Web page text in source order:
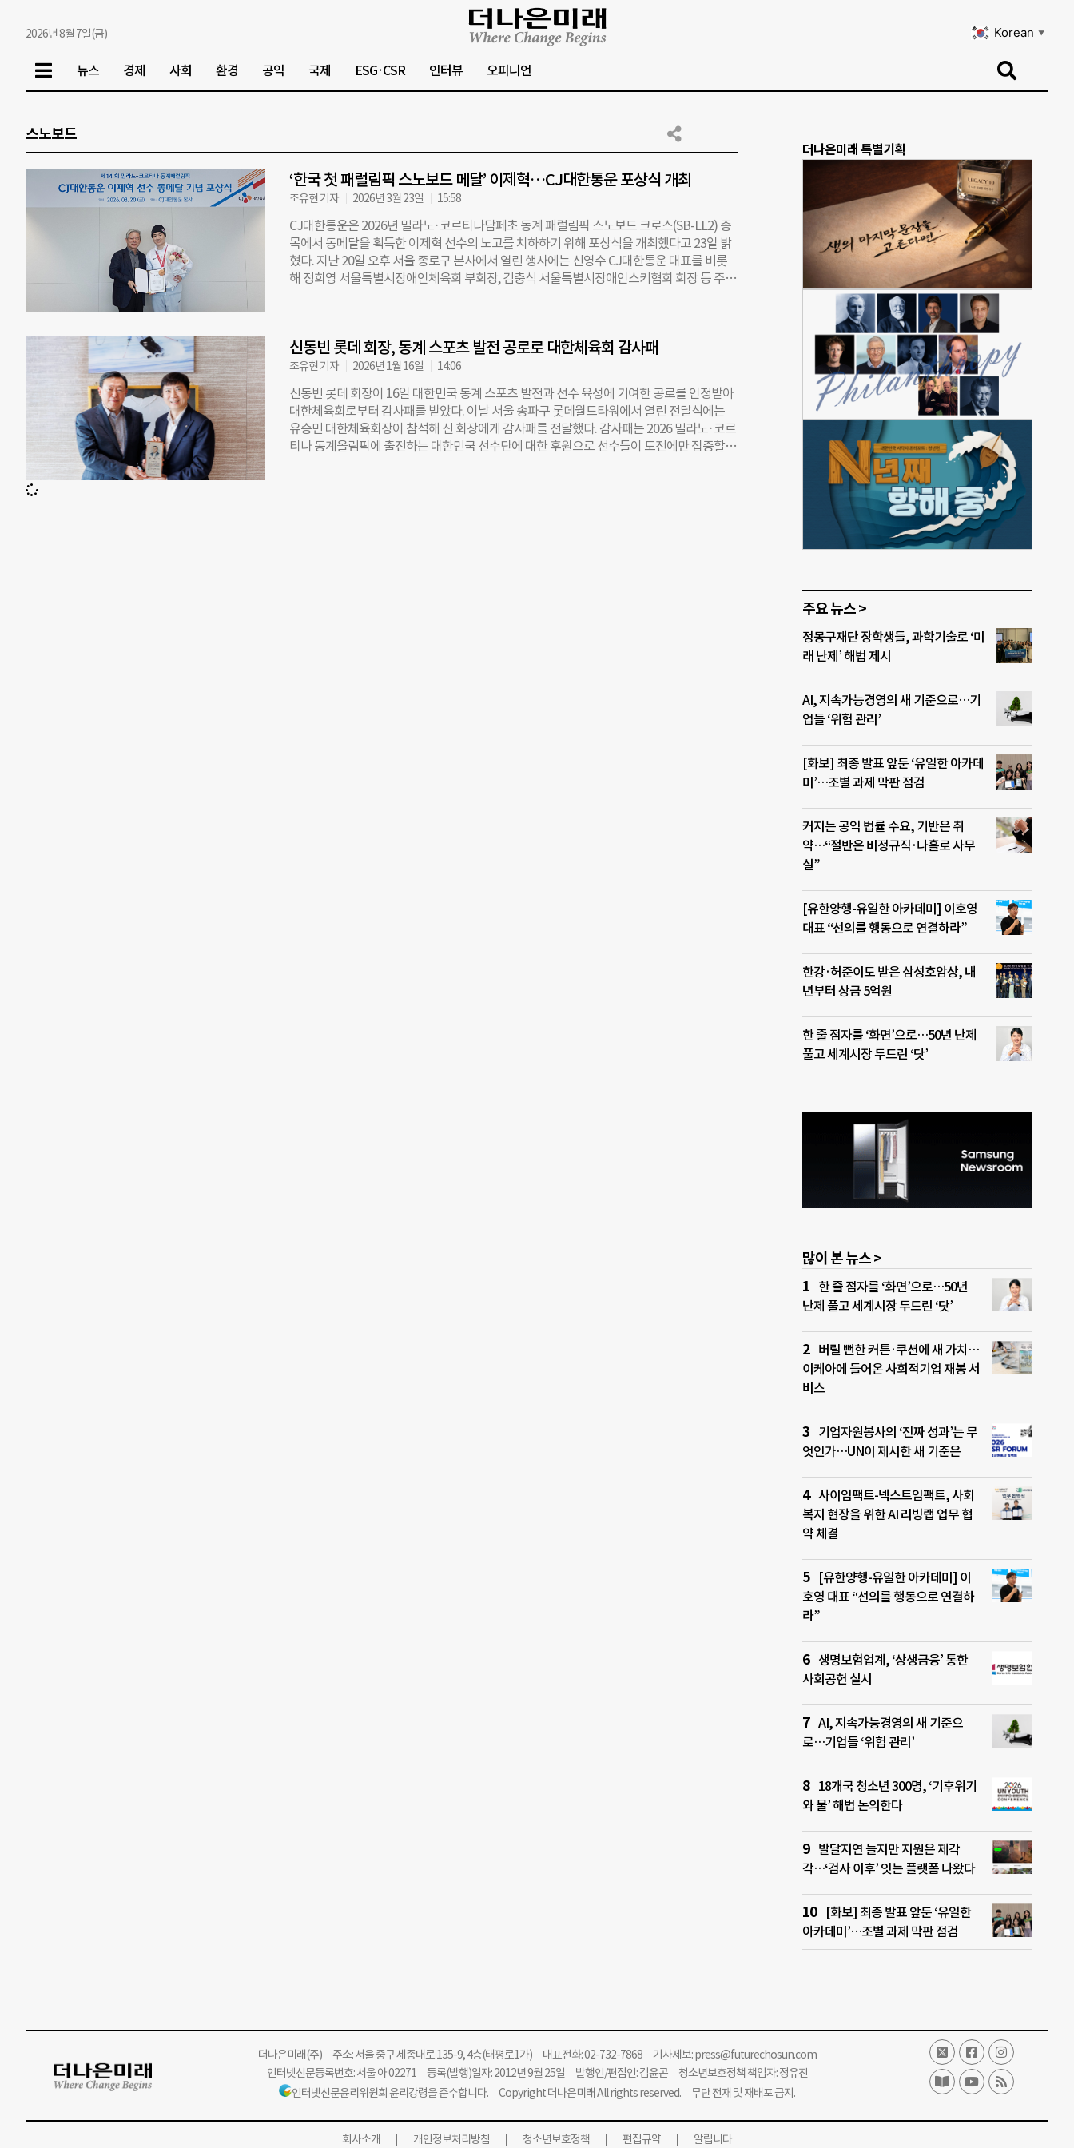
2026년 8월 7일(금) Korean ▼
뉴스 경제 사회 환경 공익 국제 ESG·CSR 인터뷰 오피니언
스노보드
‘한국 첫 패럴림픽 스노보드 메달’ 이제혁…CJ대한통운 포상식 개최
조유현 기자 2026년 3월 23일 15:58
CJ대한통운은 2026년 밀라노·코르티나담페초 동계 패럴림픽 스노보드 크로스(SB-LL2) 종
목에서 동메달을 획득한 이제혁 선수의 노고를 치하하기 위해 포상식을 개최했다고 23일 밝
혔다. 지난 20일 오후 서울 종로구 본사에서 열린 행사에는 신영수 CJ대한통운 대표를 비롯
해 정희영 서울특별시장애인체육회 부회장, 김충식 서울특별시장애인스키협회 회장 등 주요
년 베이징 동계 패럴림픽 당시 준준결승에서 탈락의 고배를 마셨던 이제혁 선수는 4년간의
노력 끝에 국제무대 시상대에 올랐다. 특히 결선 마지막 구간까지 4위에 머물며 메달 획득이
불투명해 보였지만, 끝까지 포기하지 않는 끈기와 집중력으로 역전 레이스를 펼치며 전 국민
에게 감동을 선사했다. 이제혁 선수는 “이번 동메달은 끝이 아니라 새로운 시작으로, 여기에
안주하지 않고 더 높은 목표를 향해 계속 도전할 것”이라며 “동메달을 획득할 수 있도록 든든
한 지원과 응원을 아끼지 않은 CJ대한통운 임직원 여러분께 다시 한번 감사드린다”고 소감을
밝혔다. 신영수 CJ대한통운 대표는 “이제혁 선수가 수많은 역경을 이겨내고 스스로 성과를
신동빈 롯데 회장, 동계 스포츠 발전 공로로 대한체육회 감사패
조유현 기자 2026년 1월 16일 14:06
신동빈 롯데 회장이 16일 대한민국 동계 스포츠 발전과 선수 육성에 기여한 공로를 인정받아
대한체육회로부터 감사패를 받았다. 이날 서울 송파구 롯데월드타워에서 열린 전달식에는
유승민 대한체육회장이 참석해 신 회장에게 감사패를 전달했다. 감사패는 2026 밀라노·코르
티나 동계올림픽에 출전하는 대한민국 선수단에 대한 후원으로 선수들이 도전에만 집중할
더나은미래 특별기획
주요 뉴스 >
정몽구재단 장학생들, 과학기술로 ‘미
래 난제’ 해법 제시
AI, 지속가능경영의 새 기준으로…기
업들 ‘위험 관리’
[화보] 최종 발표 앞둔 ‘유일한 아카데
미’…조별 과제 막판 점검
커지는 공익 법률 수요, 기반은 취
약…“절반은 비정규직·나홀로 사무
실”
[유한양행-유일한 아카데미] 이호영
대표 “선의를 행동으로 연결하라”
한강·허준이도 받은 삼성호암상, 내
년부터 상금 5억원
한 줄 점자를 ‘화면’으로…50년 난제
풀고 세계시장 두드린 ‘닷’
많이 본 뉴스 >
한 줄 점자를 ‘화면’으로…50년
난제 풀고 세계시장 두드린 ‘닷’
버릴 뻔한 커튼·쿠션에 새 가치…
이케아에 들어온 사회적기업 재봉 서
비스
기업자원봉사의 ‘진짜 성과’는 무
엇인가…UN이 제시한 새 기준은
사이임팩트-넥스트임팩트, 사회
복지 현장을 위한 AI 리빙랩 업무 협
약 체결
[유한양행-유일한 아카데미] 이
호영 대표 “선의를 행동으로 연결하
라”
생명보험업계, ‘상생금융’ 통한
사회공헌 실시
AI, 지속가능경영의 새 기준으
로…기업들 ‘위험 관리’
18개국 청소년 300명, ‘기후위기
와 물’ 해법 논의한다
발달지연 늘지만 지원은 제각
각…‘검사 이후’ 잇는 플랫폼 나왔다
[화보] 최종 발표 앞둔 ‘유일한
아카데미’…조별 과제 막판 점검
더나은미래(주)주소: 서울 중구 세종대로 135-9, 4층(태평로1가) 대표전화: 02-732-7868 기사제보:press@futurechosun.com
인터넷신문등록번호: 서울 아 02271 등록(발행)일자: 2012년 9월 25일 발행인/편집인: 김윤곤 청소년보호정책 책임자: 정유진
인터넷신문윤리위원회 윤리강령을 준수합니다. Copyright 더나은미래 All rights reserved. 무단 전재 및 재배포 금지.
회사소개 개인정보처리방침 청소년보호정책 편집규약 알립니다